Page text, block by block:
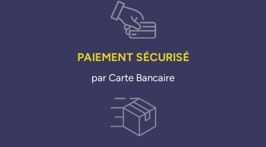
PAIEMENT SÉCURISÉ
par Carte Bancaire